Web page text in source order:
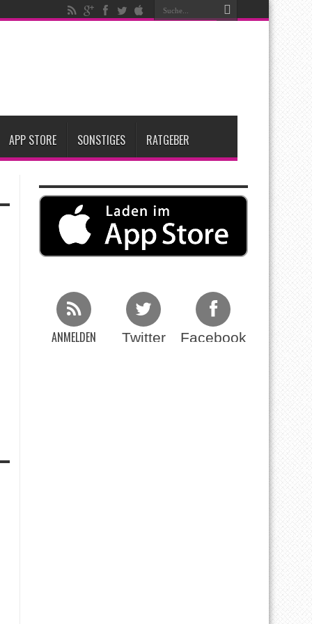
Apple übernimmt Softwarefirma PlasmaSolve
APP STORE SONSTIGES RATGEBER
ANMELDEN Twitter Facebook